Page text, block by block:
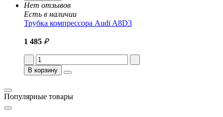
Нет отзывов
Есть в наличии
Трубка компрессора Audi A8D3
1 485 ₽
В корзину
Популярные товары